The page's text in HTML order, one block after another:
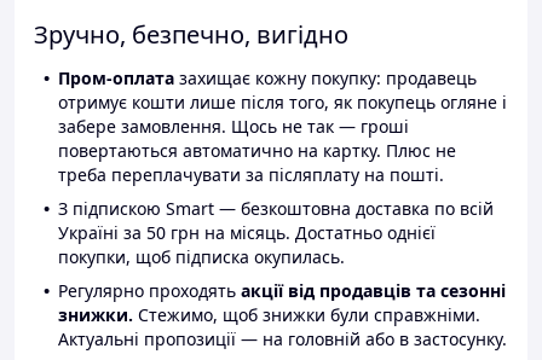
Зручно, безпечно, вигідно
Пром-оплата захищає кожну покупку: продавець
отримує кошти лише після того, як покупець огляне і
забере замовлення. Щось не так — гроші
повертаються автоматично на картку. Плюс не
треба переплачувати за післяплату на пошті.
З підпискою Smart — безкоштовна доставка по всій
Україні за 50 грн на місяць. Достатньо однієї
покупки, щоб підписка окупилась.
Регулярно проходять акції від продавців та сезонні
знижки. Стежимо, щоб знижки були справжніми.
Актуальні пропозиції — на головній або в застосунку.